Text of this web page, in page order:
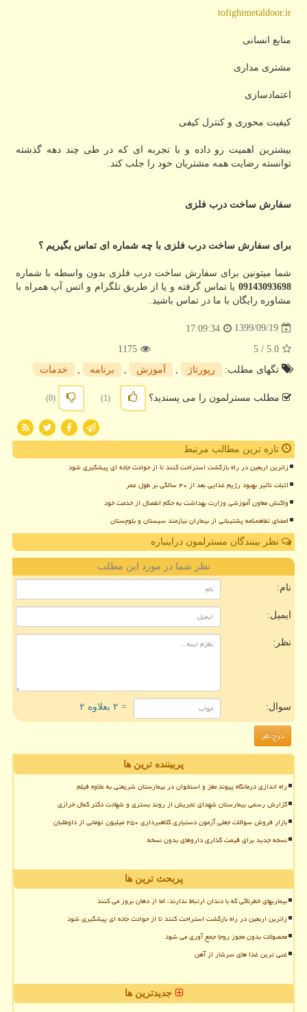
tofighimetaldoor.ir
منابع انسانی
مشتری مداری
اعتمادسازی
کیفیت محوری و کنترل کیفی
بیشترین اهمیت رو داده و با تجربه ای که در طی چند دهه گذشته
توانسته رضایت همه مشتریان خود را جلب کند.
سفارش ساخت درب فلزی
برای سفارش ساخت درب فلزی با چه شماره ای تماس بگیریم ؟
شما میتونین برای سفارش ساخت درب فلزی بدون واسطه با شماره
09143093698 یا تماس گرفته و یا از طریق تلگرام و اتس آپ همراه با
مشاوره رایگان با ما در تماس باشید.
1399/09/19
17:09:34
5.0
/ 5
1175
تگهای مطلب:
رپورتاژ آموزش برنامه خدمات
مطلب مسترلمون را می پسندید؟ (1)
(0)
تازه ترین مطالب مرتبط
زائرین اربعین در راه بازگشت استراحت کنند تا از حوادث جاده ای پیشگیری شود
اثبات تأثیر بهبود رژیم غذایی بعد از ۴۰ سالگی بر طول عمر
واکنش معاون آموزشی وزارت بهداشت به حکم انفصال از خدمت خود
امضای تفاهمنامه پشتیبانی از بیماران نیازمند سیستان و بلوچستان
نظر بینندگان مسترلمون دراینباره
نظر شما در مورد این مطلب
نام:
ایمیل:
نظر:
سوال: = ۲ بعلاوه ۲
پربیننده ترین ها
راه اندازی درمانگاه پیوند مغز و استخوان در بیمارستان شریعتی به علاوه فیلم
گزارش رسمی بیمارستان شهدای تجریش از روند بستری و شهادت دکتر کمال خرازی
بازار فروش سوالات جعلی آزمون دستیاری کلاهبرداری ۲۵۰ میلیون تومانی از داوطلبان
نسخه جدید برای قیمت گذاری داروهای بدون نسخه
پربحث ترین ها
بیماریهای خطرناکی که با دندان ارتباط ندارند، اما از دهان بروز می کنند
زائرین اربعین در راه بازگشت استراحت کنند تا از حوادث جاده ای پیشگیری شود
محصولات بدون مجوز روجا جمع آوری می شود
غنی ترین غذا های سرشار از آهن
جدیدترین ها